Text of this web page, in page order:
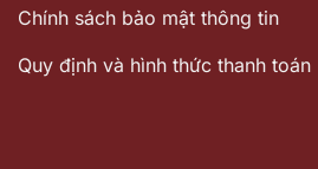
Chính sách bảo mật thông tin
Quy định và hình thức thanh toán